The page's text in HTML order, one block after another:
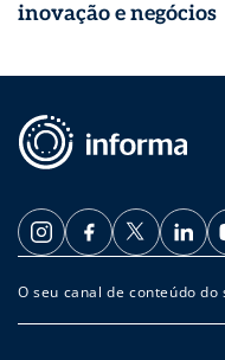
inovação e negócios
O seu canal de conteúdo do